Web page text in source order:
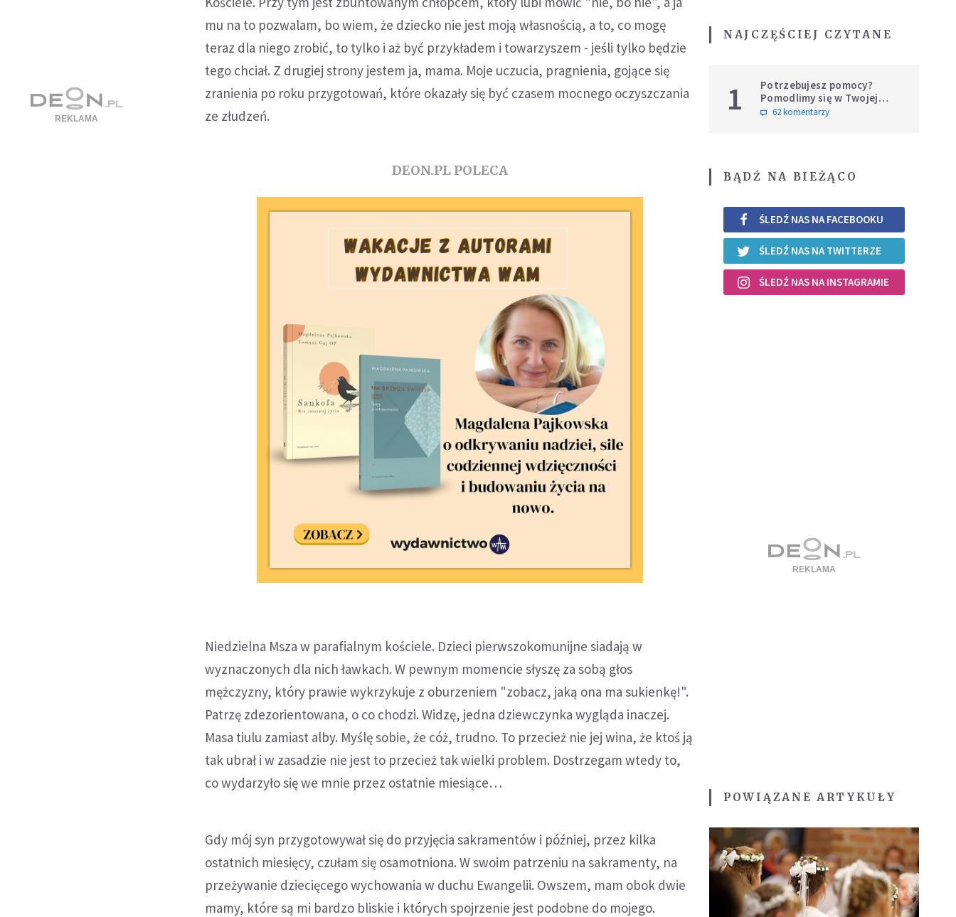
mu na to pozwalam, bo wiem, że dziecko nie jest moją własnością, a to, co mogę
teraz dla niego zrobić, to tylko i aż być przykładem i towarzyszem - jeśli tylko będzie
tego chciał. Z drugiej strony jestem ja, mama. Moje uczucia, pragnienia, gojące się
zranienia po roku przygotowań, które okazały się być czasem mocnego oczyszczania
ze złudzeń.
DEON.PL POLECA
Niedzielna Msza w parafialnym kościele. Dzieci pierwszokomunijne siadają w
wyznaczonych dla nich ławkach. W pewnym momencie słyszę za sobą głos
mężczyzny, który prawie wykrzykuje z oburzeniem "zobacz, jaką ona ma sukienkę!".
Patrzę zdezorientowana, o co chodzi. Widzę, jedna dziewczynka wygląda inaczej.
Masa tiulu zamiast alby. Myślę sobie, że cóż, trudno. To przecież nie jej wina, że ktoś ją
tak ubrał i w zasadzie nie jest to przecież tak wielki problem. Dostrzegam wtedy to,
co wydarzyło się we mnie przez ostatnie miesiące…
Gdy mój syn przygotowywał się do przyjęcia sakramentów i później, przez kilka
ostatnich miesięcy, czułam się osamotniona. W swoim patrzeniu na sakramenty, na
przeżywanie dziecięcego wychowania w duchu Ewangelii. Owszem, mam obok dwie
mamy, które są mi bardzo bliskie i których spojrzenie jest podobne do mojego.
NAJCZĘŚCIEJ CZYTANE
1
Potrzebujesz pomocy?
Pomodlimy się w Twojej
intencji
62 komentarzy
BĄDŹ NA BIEŻĄCO
ŚLEDŹ NAS NA FACEBOOKU
ŚLEDŹ NAS NA TWITTERZE
ŚLEDŹ NAS NA INSTAGRAMIE
POWIĄZANE ARTYKUŁY